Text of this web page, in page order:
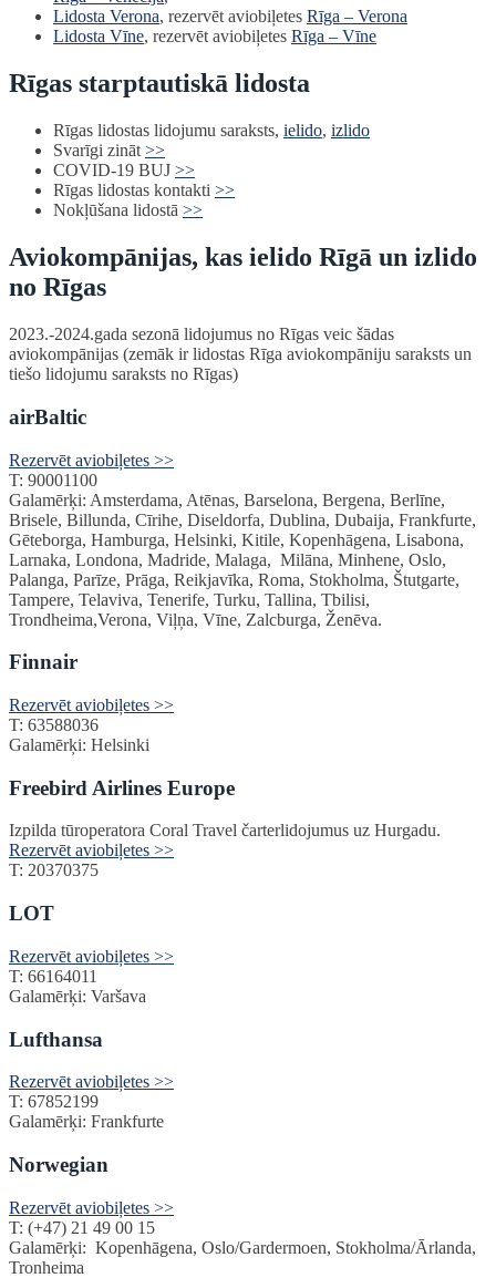
Lidosta Verona, rezervēt aviobiļetes Rīga – Verona
Lidosta Vīne, rezervēt aviobiļetes Rīga – Vīne
Rīgas starptautiskā lidosta
Rīgas lidostas lidojumu saraksts, ielido, izlido
Svarīgi zināt >>
COVID-19 BUJ >>
Rīgas lidostas kontakti >>
Nokļūšana lidostā >>
Aviokompānijas, kas ielido Rīgā un izlido
no Rīgas
2023.-2024.gada sezonā lidojumus no Rīgas veic šādas
aviokompānijas (zemāk ir lidostas Rīga aviokompāniju saraksts un
tiešo lidojumu saraksts no Rīgas)
airBaltic
Rezervēt aviobiļetes >>
T: 90001100
Galamērķi: Amsterdama, Atēnas, Barselona, Bergena, Berlīne,
Brisele, Billunda, Cīrihe, Diseldorfa, Dublina, Dubaija, Frankfurte,
Gēteborga, Hamburga, Helsinki, Kitile, Kopenhāgena, Lisabona,
Larnaka, Londona, Madride, Malaga, Milāna, Minhene, Oslo,
Palanga, Parīze, Prāga, Reikjavīka, Roma, Stokholma, Štutgarte,
Tampere, Telaviva, Tenerife, Turku, Tallina, Tbilisi,
Trondheima,Verona, Viļņa, Vīne, Zalcburga, Ženēva.
Finnair
Rezervēt aviobiļetes >>
T: 63588036
Galamērķi: Helsinki
Freebird Airlines Europe
Izpilda tūroperatora Coral Travel čarterlidojumus uz Hurgadu.
Rezervēt aviobiļetes >>
T: 20370375
LOT
Rezervēt aviobiļetes >>
T: 66164011
Galamērķi: Varšava
Lufthansa
Rezervēt aviobiļetes >>
T: 67852199
Galamērķi: Frankfurte
Norwegian
Rezervēt aviobiļetes >>
T: (+47) 21 49 00 15
Galamērķi: Kopenhāgena, Oslo/Gardermoen, Stokholma/Ārlanda,
Tronheima